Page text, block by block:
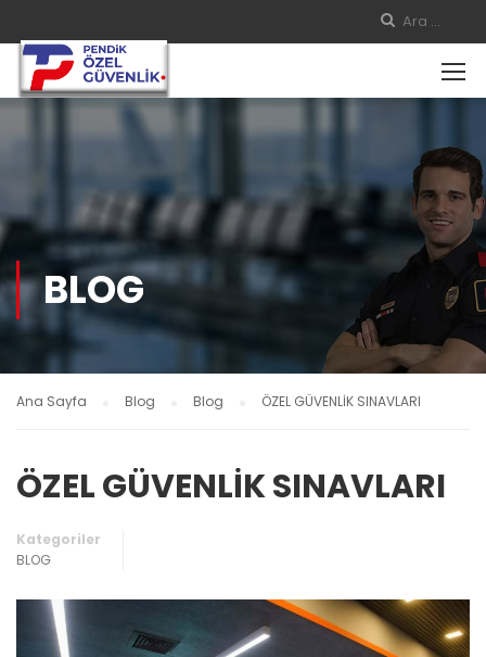
BLOG
Ana Sayfa Blog Blog ÖZEL GÜVENLİK SINAVLARI
ÖZEL GÜVENLİK SINAVLARI
Kategoriler
BLOG